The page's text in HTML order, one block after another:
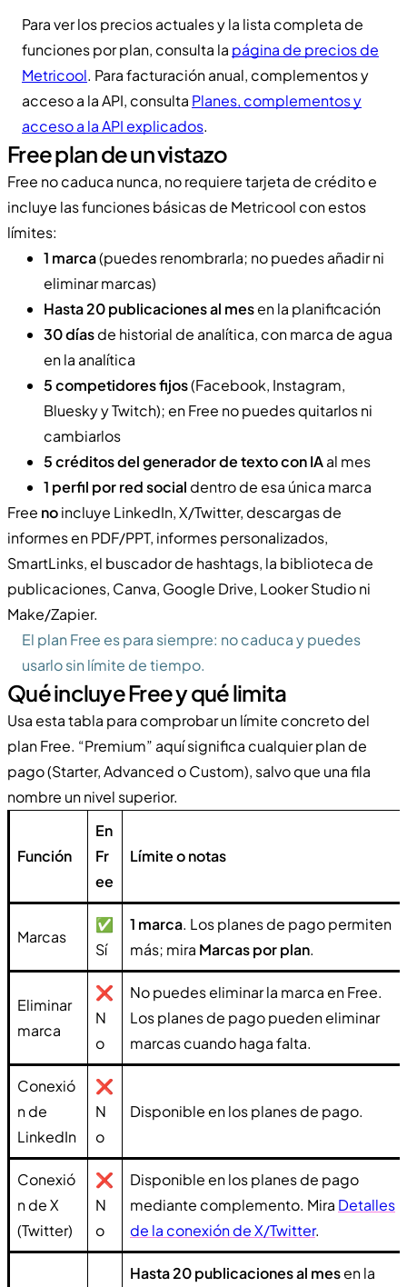
Para ver los precios actuales y la lista completa de
funciones por plan, consulta la página de precios de
Metricool. Para facturación anual, complementos y
acceso a la API, consulta Planes, complementos y
acceso a la API explicados.
Free plan de un vistazo
Free no caduca nunca, no requiere tarjeta de crédito e
incluye las funciones básicas de Metricool con estos
límites:
1 marca(puedes renombrarla; no puedes añadir ni
eliminar marcas)
Hasta 20 publicaciones al mesen la planificación
30 díasde historial de analítica, con marca de agua
en la analítica
5 competidores fijos(Facebook, Instagram,
Bluesky y Twitch); en Free no puedes quitarlos ni
cambiarlos
5 créditos del generador de texto con IAal mes
1 perfil por red social dentro de esa única marca
Free noincluye LinkedIn, X/Twitter, descargas de
informes en PDF/PPT, informes personalizados,
SmartLinks, el buscador de hashtags, la biblioteca de
publicaciones, Canva, Google Drive, Looker Studio ni
Make/Zapier.
El plan Free es para siempre: no caduca y puedes
usarlo sin límite de tiempo.
Qué incluye Free y qué limita
Usa esta tabla para comprobar un límite concreto del
plan Free. “Premium” aquí significa cualquier plan de
pago (Starter, Advanced o Custom), salvo que una fila
nombre un nivel superior.
Función
En
Fr
ee
Límite o notas
Marcas
✅
Sí
1 marca. Los planes de pago permiten
más; mira Marcas por plan.
Eliminar
marca
❌
N
o
No puedes eliminar la marca en Free.
Los planes de pago pueden eliminar
marcas cuando haga falta.
Conexió
n de
LinkedIn
❌
N
o
Disponible en los planes de pago.
Conexió
n de X
(Twitter)
❌
N
o
Disponible en los planes de pago
mediante complemento. Mira Detalles
de la conexión de X/Twitter.
Hasta 20 publicaciones al mesen la